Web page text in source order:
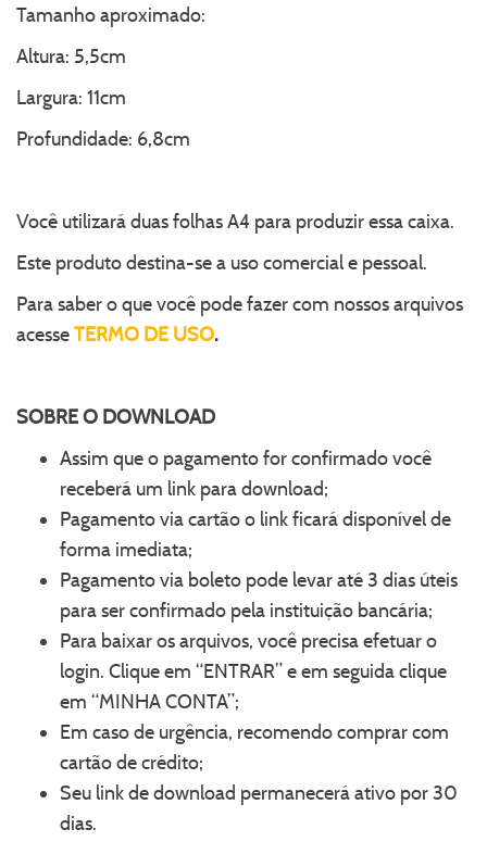
Tamanho aproximado:
Altura: 5,5cm
Largura: 11cm
Profundidade: 6,8cm
Você utilizará duas folhas A4 para produzir essa caixa.
Este produto destina-se a uso comercial e pessoal.
Para saber o que você pode fazer com nossos arquivos
acesseTERMO DE USO.
SOBRE O DOWNLOAD
Assim que o pagamento for confirmado você
receberá um link para download;
Pagamento via cartão o link ficará disponível de
forma imediata;
Pagamento via boleto pode levar até 3 dias úteis
para ser confirmado pela instituição bancária;
Para baixar os arquivos, você precisa efetuar o
login. Clique em “ENTRAR” e em seguida clique
em “MINHA CONTA”;
Em caso de urgência, recomendo comprar com
cartão de crédito;
Seu link de download permanecerá ativo por 30
dias.